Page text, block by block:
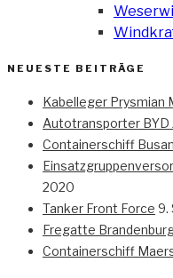
NEUESTE BEITRÄGE
Kabelleger Prysmian
Autotransporter BYD
Containerschiff
2020
Tanker Front Force 9.
Fregatte
Containerschiff